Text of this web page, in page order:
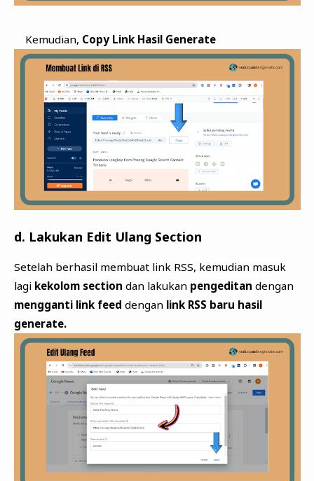
Kemudian, Copy Link Hasil Generate
d. Lakukan Edit Ulang Section
Setelah berhasil membuat link RSS, kemudian masuk
lagi kekolom section dan lakukan pengeditan dengan
mengganti link feed dengan link RSS baru hasil
generate.